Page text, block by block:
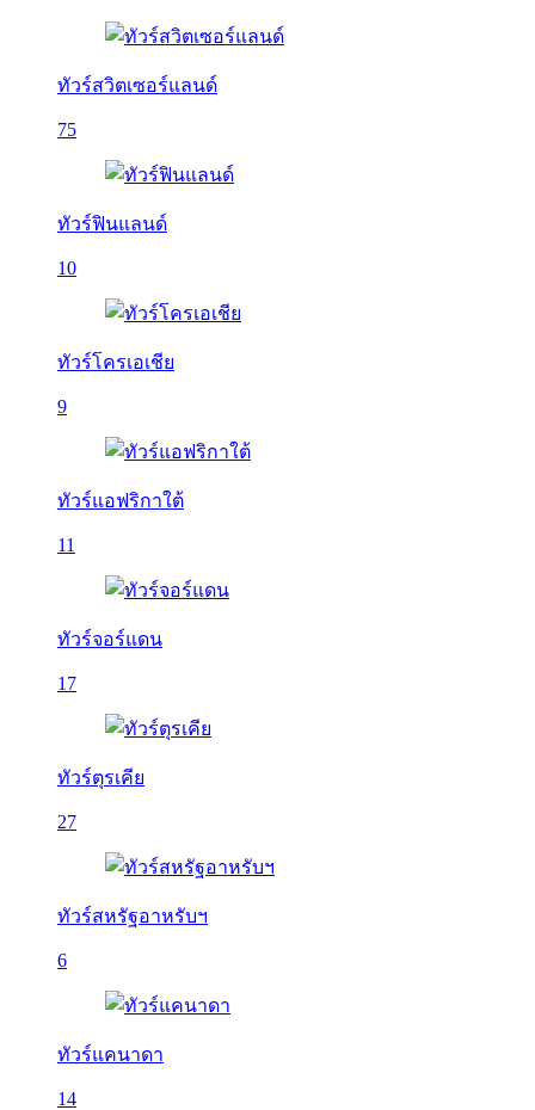
ทัวร์สวิตเซอร์แลนด์
75
ทัวร์ฟินแลนด์
10
ทัวร์โครเอเชีย
9
ทัวร์แอฟริกาใต้
11
ทัวร์จอร์แดน
17
ทัวร์ตุรเคีย
27
ทัวร์สหรัฐอาหรับฯ
6
ทัวร์แคนาดา
14